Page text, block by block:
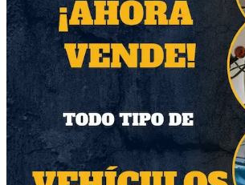
ÁLBUM MUNDIAL
2026
$15.000
Región Metropolitana
Producto Nuevo
$10.000
Región